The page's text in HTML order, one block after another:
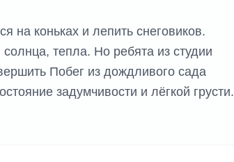
на коньках и лепить снеговиков.
тепла. Но ребята из студии
Побег из дождливого сада
задумчивости и лёгкой грусти.